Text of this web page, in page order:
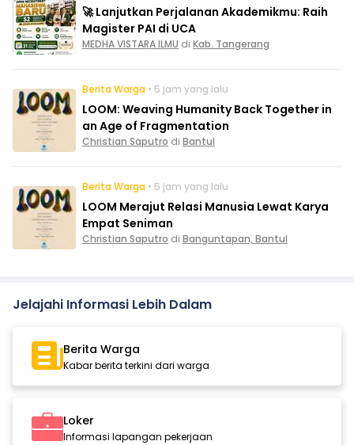
🚀 Lanjutkan Perjalanan Akademikmu: Raih
Magister PAI di UCA
MEDHA VISTARA ILMU di Kab. Tangerang
Berita Warga • 5 jam yang lalu
LOOM: Weaving Humanity Back Together in
an Age of Fragmentation
Christian Saputro di Bantul
Berita Warga • 5 jam yang lalu
LOOM Merajut Relasi Manusia Lewat Karya
Empat Seniman
Christian Saputro di Banguntapan, Bantul
Jelajahi Informasi Lebih Dalam
Berita Warga
Kabar berita terkini dari warga
Loker
Informasi lapangan pekerjaan